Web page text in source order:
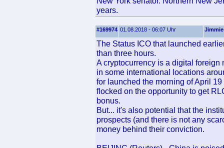
years.
#169974 01.08.2018 - 06:07 Uhr Jimmie
The Status ICO that launched
than three hours.
A cryptocurrency is a digital
in some international locations
for launched the morning of April
flocked on the opportunity to get
bonus.
But... it's also potential that the
prospects (and there is not any
money behind their conviction.